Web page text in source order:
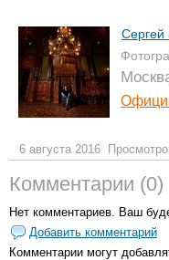
Сергей
6 августа 2016
Комментарии (0)
Нет комментариев. Ваш
Добавить комментарий
Комментарии могут